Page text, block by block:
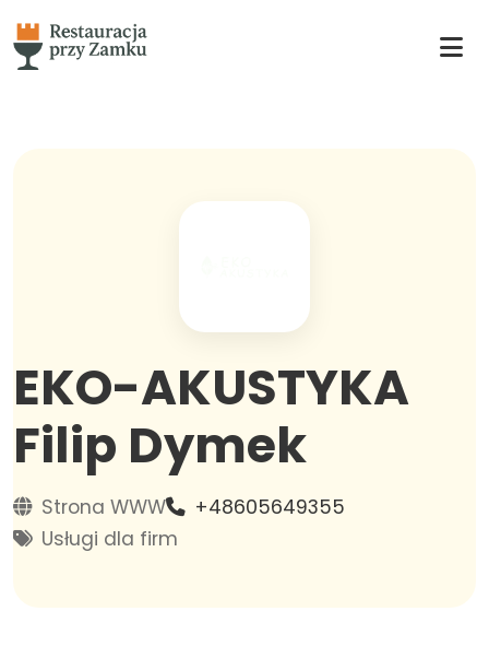
EKO-AKUSTYKA
Filip Dymek
Strona WWW
+48605649355
Usługi dla firm